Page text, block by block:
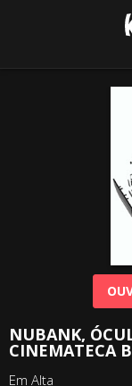
NUBANK,
CINEMATECA
Em Alta